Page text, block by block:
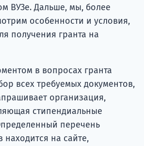
ВУЗе. Дальше, мы, более
особенности и условия,
получения гранта на
в вопросах гранта
всех требуемых документов,
организация,
стипендиальные
перечень
находится на сайте,